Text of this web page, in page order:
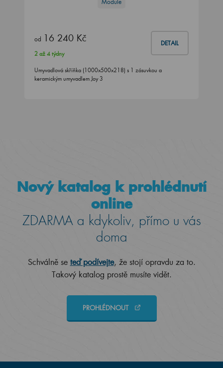
Module
od 16 240 Kč DETAIL
2 až 4 týdny
Umyvadlová skříňka (1000x500x218) s 1 zásuvkou a
keramickým umyvadlem Joy 3
Nový katalog k prohlédnutí
online
ZDARMA a kdykoliv, přímo u vás
doma
Schválně se teď podívejte, že stojí opravdu za to.
Takový katalog prostě musíte vidět.
PROHLÉDNOUT